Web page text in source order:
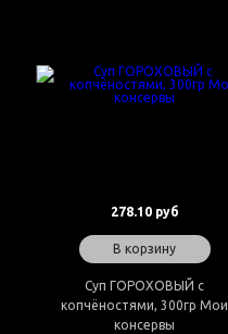
278.10 руб
В корзину
Суп ГОРОХОВЫЙ с
копчёностями, 300гр Мои
консервы